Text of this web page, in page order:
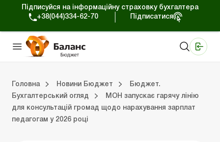
Підписуйся на інформаційну страховку бухгалтера
+38(044)334-62-70
Підписатися
Головна Новини Бюджет
Бюджет.
Бухгалтерський огляд
МОН запускає гарячу лінію
для консультацій громад щодо нарахування зарплат
педагогам у 2026 році